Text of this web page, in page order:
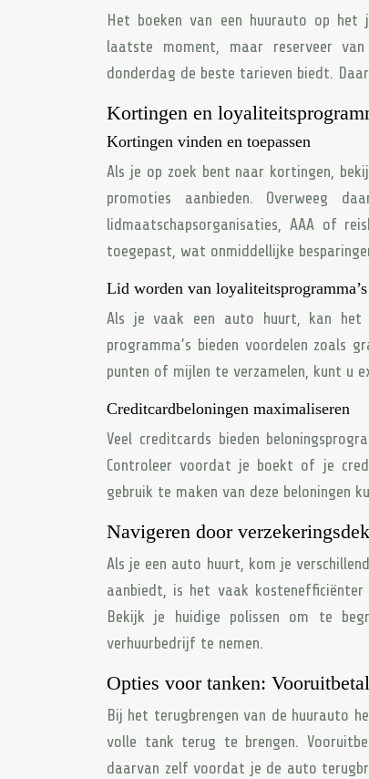
Het boeken van een huurauto op
laatste moment, maar reserveer
donderdag de beste tarieven biedt.
Kortingen en
Kortingen vinden en toepassen
Als je op zoek bent naar kortingen,
promoties aanbieden. Overweeg
lidmaatschapsorganisaties, AAA of
toegepast, wat onmiddellijke
Lid worden van
Als je vaak een auto huurt, kan het
programma’s bieden voordelen zoals
punten of mijlen te verzamelen, kunt u
Creditcardbeloningen maximaliseren
Veel creditcards bieden
Controleer voordat je boekt of je
gebruik te maken van deze beloningen
Navigeren door
Als je een auto huurt, kom je
aanbiedt, is het vaak
Bekijk je huidige polissen om te
verhuurbedrijf te nemen.
Opties voor tanken:
Bij het terugbrengen van de huurauto
volle tank terug te brengen.
daarvan zelf voordat je de auto